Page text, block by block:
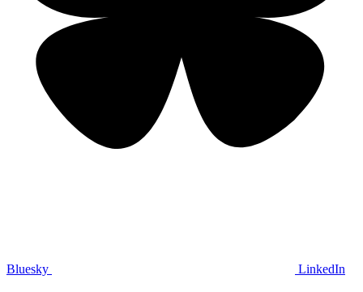
Bluesky LinkedIn